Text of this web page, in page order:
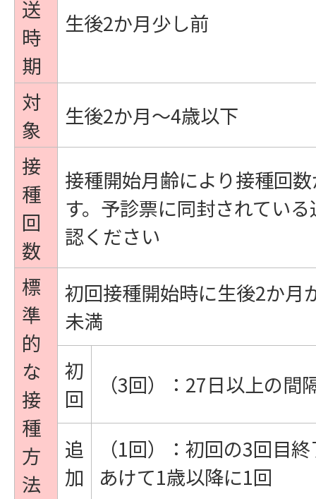
送
時
期
生後2か月少し前
対
象
生後2か月～4歳以下
接
種
回
数
接種開始月齢により接種回
す。予診票に同封されてい
認ください
標
準
的
な
接
種
方
法
初回接種開始時に生後2か月
未満
初
回
（3回）：27日以上の間
追
加
（1回）：初回の3回目
あけて1歳以降に1回